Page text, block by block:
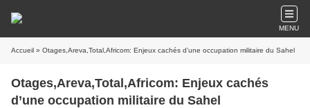
MENU
Accueil » Otages,Areva,Total,Africom: Enjeux cachés d’une occupation militaire du Sahel
Otages,Areva,Total,Africom: Enjeux cachés
d’une occupation militaire du Sahel